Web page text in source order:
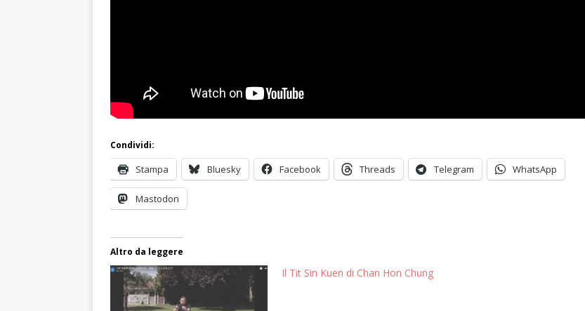
Condividi:
Stampa Bluesky Facebook Threads Telegram WhatsApp
Mastodon
Altro da leggere
Il Tit Sin Kuen di Chan Hon Chung